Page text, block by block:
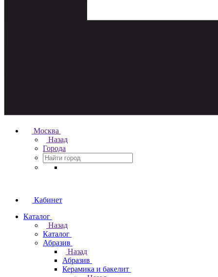
Москва
Назад
Города
Кабинет
Каталог
Назад
Каталог
Абразив
Назад
Абразив
Керамика и бакелит